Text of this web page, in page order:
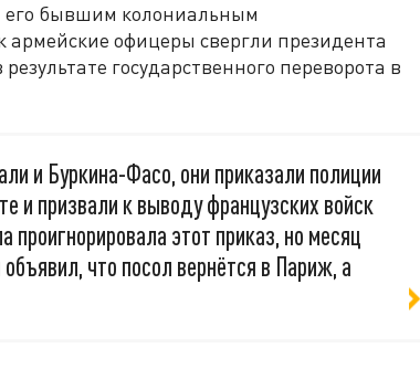
бывшим колониальным
армейские офицеры свергли президента
государственного переворота в
и Буркина-Фасо, они приказали полиции
и призвали к выводу французских войск
проигнорировала этот приказ, но месяц
что посол вернётся в Париж, а